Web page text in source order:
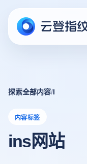
探索全部内容/I
内容标签
ins网站